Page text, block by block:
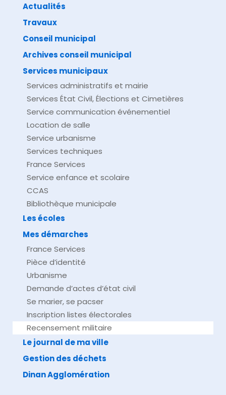
Direction de l'information légale et administrative
Actualités
Travaux
Conseil municipal
Archives conseil municipal
Services municipaux
Services administratifs et mairie
Services État Civil, Élections et Cimetières
Service communication événementiel
Location de salle
Service urbanisme
Services techniques
France Services
Service enfance et scolaire
CCAS
Bibliothèque municipale
Les écoles
Mes démarches
France Services
Pièce d’identité
Urbanisme
Demande d’actes d’état civil
Se marier, se pacser
Inscription listes électorales
Recensement militaire
Le journal de ma ville
Gestion des déchets
Dinan Agglomération